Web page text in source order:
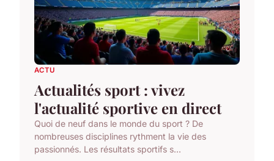
ACTU
Actualités sport : vivez
l'actualité sportive en direct
Quoi de neuf dans le monde du sport ? De
nombreuses disciplines rythment la vie des
passionnés. Les résultats sportifs s...